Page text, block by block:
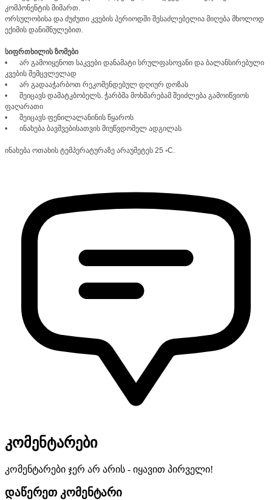
კომპონენტის მიმართ.
ორსულობისა და ძუძუთი კვების პერიოდში შესაძლებელია მიღება მხოლოდ
ექიმის დანიშნულებით.
სიფრთხილის ზომები
•
არ გამოიყენოთ საკვები დანამატი სრულფასოვანი და ბალანსირებული
კვების შემცვლელად
•
არ გადააჭარბოთ რეკომენდებულ დღიურ დოზას
•
შეიცავს დამატკბობელს. ჭარბმა მოხმარებამ შეიძლება გამოიწვიოს
ფაღარათი
•
შეიცავს ფენილალანინის წყაროს
•
ინახება ბავშვებისათვის მიუწვდომელ ადგილას
ინახება ოთახის ტემპერატურაზე არაუმეტეს 25 ◦C.
კომენტარები
კომენტარები ჯერ არ არის - იყავით პირველი!
დაწერეთ კომენტარი